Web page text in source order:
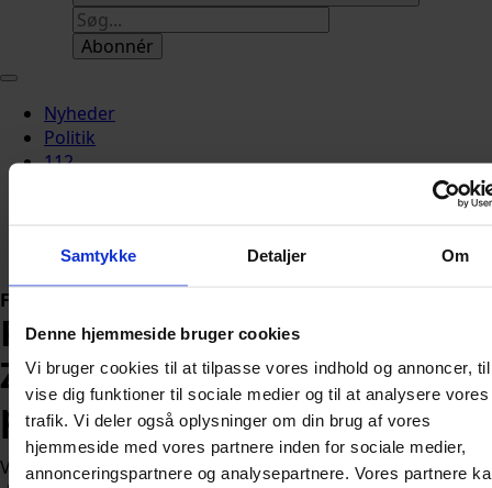
Samtykke Detaljer Om
Denne hjemmeside bruger cookies
Vi bruger cookies til at tilpasse vores indhold og annoncer,
vise dig funktioner til sociale medier og til at analysere vores
trafik. Vi deler også oplysninger om din brug af vores
hjemmeside med vores partnere inden for sociale medier,
annonceringspartnere og analysepartnere. Vores partnere
Abonnér
Nyheder
Politik
112
Økonomi
Forside
Putin sender klar besked til
Zelenskyj: Der er ingen
pointe
Vladimir Putin afviser Volodymyr Zelenskyjs invitation til